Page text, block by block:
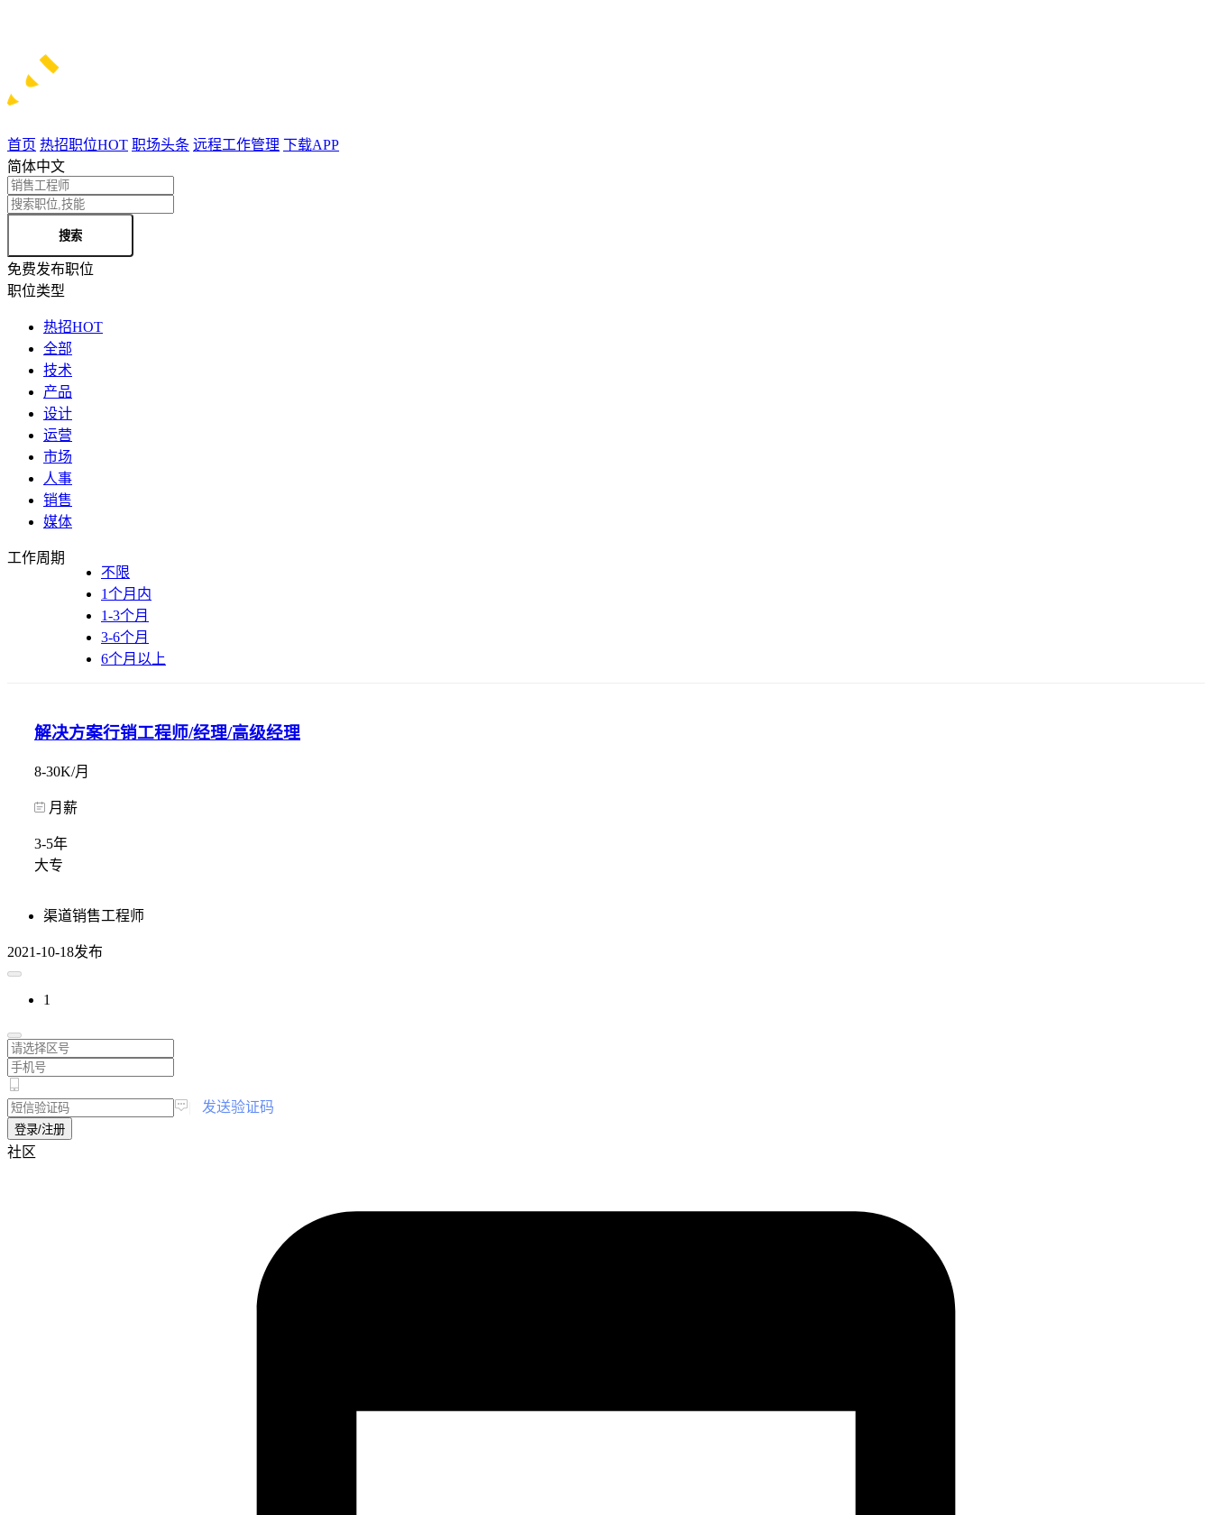
首页 热招职位HOT 职场头条 远程工作管理 下载APP
简体中文
搜索
免费发布职位
职位类型
热招HOT
全部
技术
产品
设计
运营
市场
人事
销售
媒体
工作周期
不限
1个月内
1-3个月
3-6个月
6个月以上
解决方案行销工程师/经理/高级经理
8-30K/月
月薪
3-5年
大专
渠道销售工程师
2021-10-18发布
1
发送验证码
登录/注册
社区